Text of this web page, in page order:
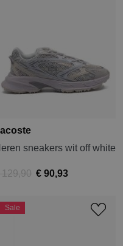
sneakers wit off white
129,90 € 90,93
Sale